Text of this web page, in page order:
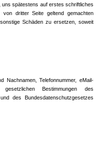
spätestens auf erstes schriftliches
dritter Seite geltend gemachten
Schäden zu ersetzen, soweit
Nachnamen, Telefonnummer, eMail-
Bestimmungen des
des Bundesdatenschutzgesetzes